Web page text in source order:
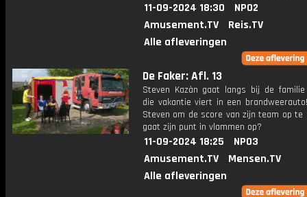
11-09-2024 18:30
NPO2
Amusement.TV
Reis.TV
Alle afleveringen
De Faker: Afl. 13
Steven Kazàn gaat langs bij de familie
die vakantie viert in een
Steven om de score van zijn team op te
gaat zijn punt in vlammen op?
11-09-2024 18:25
NPO3
Amusement.TV
Mensen.TV
Alle afleveringen